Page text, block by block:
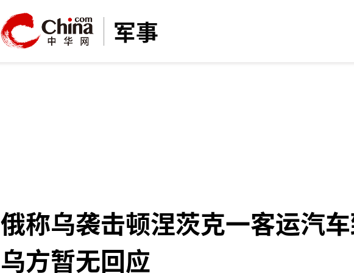
军事
俄称乌袭击顿涅茨克一客运汽
乌方暂无回应